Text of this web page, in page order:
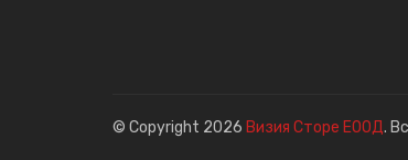
© Copyright 2026 Визия Сторе ЕООД.